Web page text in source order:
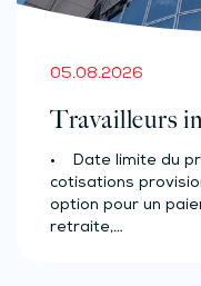
05.08.2026
Travailleurs
• Date limite du
cotisations
option pour un
retraite,…